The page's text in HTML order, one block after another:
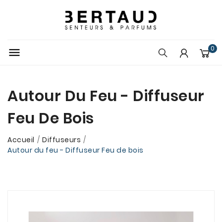
 0
Autour Du Feu - Diffuseur
Feu De Bois
Accueil
Diffuseurs
Autour du feu - Diffuseur Feu de bois